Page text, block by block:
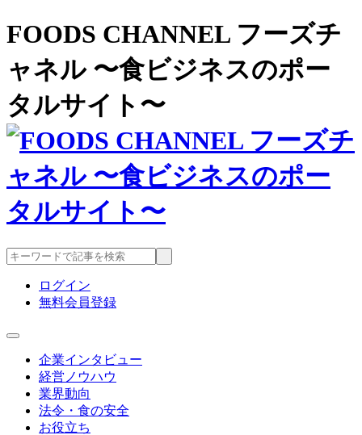
FOODS CHANNEL フーズチ
ャネル 〜食ビジネスのポー
タルサイト〜
ログイン
無料会員登録
企業インタビュー
経営ノウハウ
業界動向
法令・食の安全
お役立ち